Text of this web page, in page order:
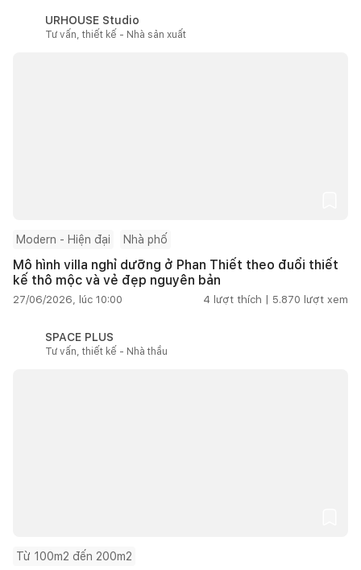
URHOUSE Studio
Tư vấn, thiết kế - Nhà sản xuất
Modern - Hiện đại Nhà phố
Mô hình villa nghỉ dưỡng ở Phan Thiết theo đuổi thiết
kế thô mộc và vẻ đẹp nguyên bản
27/06/2026, lúc 10:00 4 lượt thích | 5.870 lượt xem
SPACE PLUS
Tư vấn, thiết kế - Nhà thầu
Từ 100m2 đến 200m2